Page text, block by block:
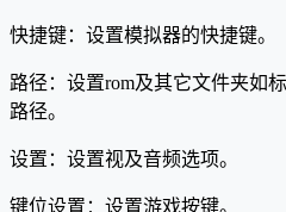
快捷键：设置模拟器的快捷键。
路径：设置rom及其它文件夹如
路径。
设置：设置视及音频选项。
键位设置：设置游戏按键。